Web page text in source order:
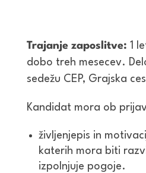
Trajanje zaposlitve: 1
dobo treh mesecev.
sedežu CEP, Grajska
Kandidat mora ob
življenjepis in
katerih mora biti
izpolnjuje pogoje.